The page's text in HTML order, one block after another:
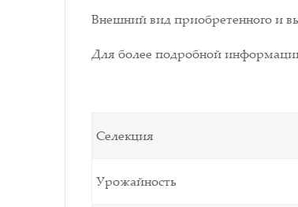
Внешний вид приобретенного и
Для более подробной
Селекция
Урожайность